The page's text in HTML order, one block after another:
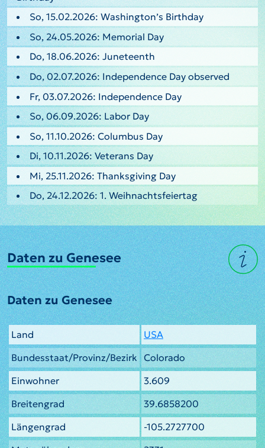
So, 15.02.2026: Washington’s Birthday
So, 24.05.2026: Memorial Day
Do, 18.06.2026: Juneteenth
Do, 02.07.2026: Independence Day observed
Fr, 03.07.2026: Independence Day
So, 06.09.2026: Labor Day
So, 11.10.2026: Columbus Day
Di, 10.11.2026: Veterans Day
Mi, 25.11.2026: Thanksgiving Day
Do, 24.12.2026: 1. Weihnachtsfeiertag
Daten zu Genesee
Daten zu Genesee
Land
USA
Bundesstaat/Provinz/Bezirk Colorado
Einwohner
3.609
Breitengrad
39.6858200
Längengrad
-105.2727700